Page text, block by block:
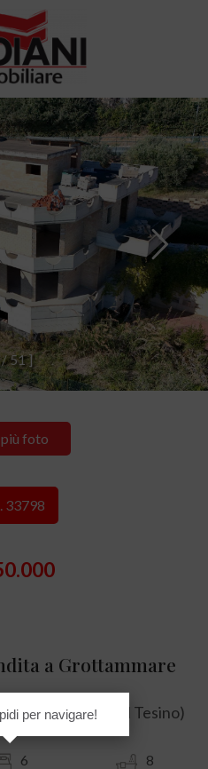
/51]
foto
33798
a Grottammare
ss16, a nord del Tesino)
6 8
per navigare!